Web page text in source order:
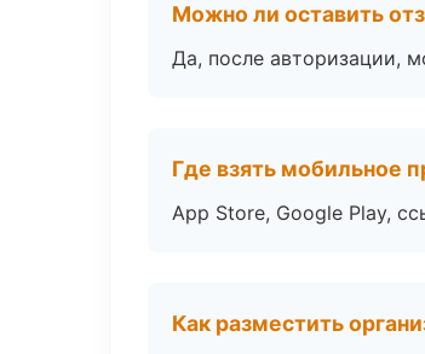
Можно ли оставить
Да, после авторизации,
Где взять мобильное
App Store, Google Play,
Как разместить